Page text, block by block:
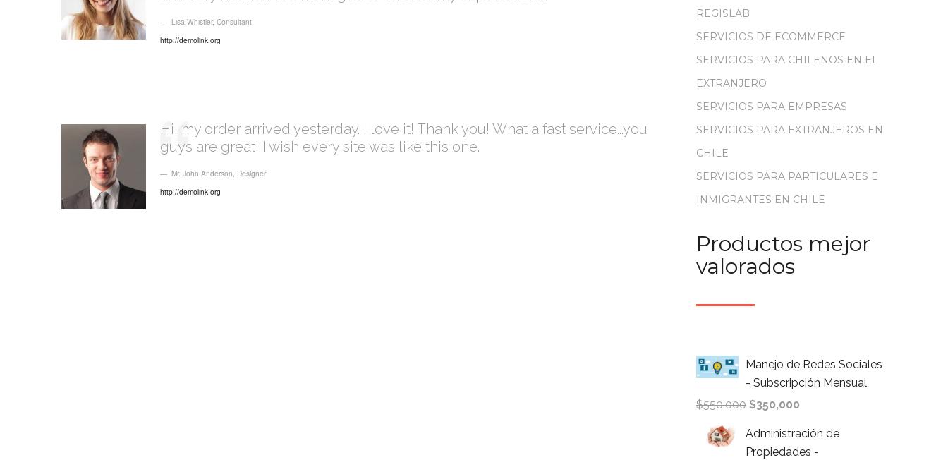
Lisa Whistler, Consultant
http://demolink.org
Hi, my order arrived yesterday. I love it! Thank you! What a fast service...you
guys are great! I wish every site was like this one.
Mr. John Anderson, Designer
http://demolink.org
REGISLAB
SERVICIOS DE ECOMMERCE
SERVICIOS PARA CHILENOS EN EL
EXTRANJERO
SERVICIOS PARA EMPRESAS
SERVICIOS PARA EXTRANJEROS EN
CHILE
SERVICIOS PARA PARTICULARES E
INMIGRANTES EN CHILE
Productos mejor
valorados
Manejo de Redes Sociales
- Subscripción Mensual
$550,000 $350,000
Administración de
Propiedades -